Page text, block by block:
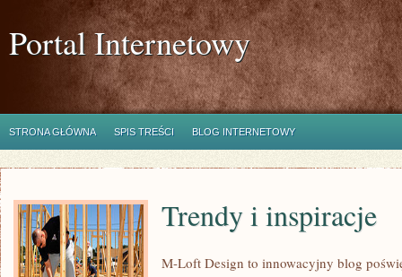
Portal Internetowy
STRONA GŁÓWNA SPIS TREŚCI BLOG INTERNETOWY
Trendy i inspiracje
M-Loft Design to innowacyjny blog